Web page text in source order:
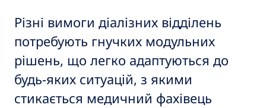
Різні вимоги діалізних відділень
потребують гнучких модульних
рішень, що легко адаптуються до
будь-яких ситуацій, з якими
стикається медичний фахівець